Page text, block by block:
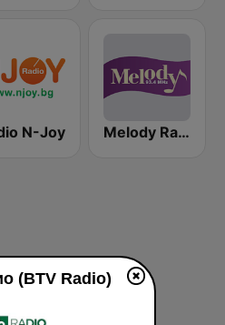
N-Joy Melody Radio
(BTV Radio)